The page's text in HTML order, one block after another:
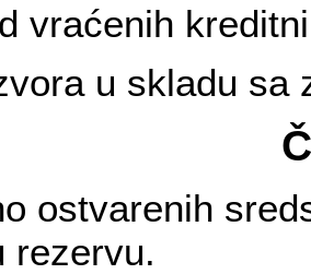
vraćenih
u skladu sa
ostvarenih
rezervu.